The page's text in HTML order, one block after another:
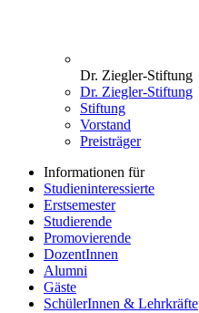
Dr. Ziegler-Stiftung
Dr. Ziegler-Stiftung
Stiftung
Vorstand
Preisträger
Informationen für
Studieninteressierte
Erstsemester
Studierende
Promovierende
DozentInnen
Alumni
Gäste
SchülerInnen & Lehrkräfte